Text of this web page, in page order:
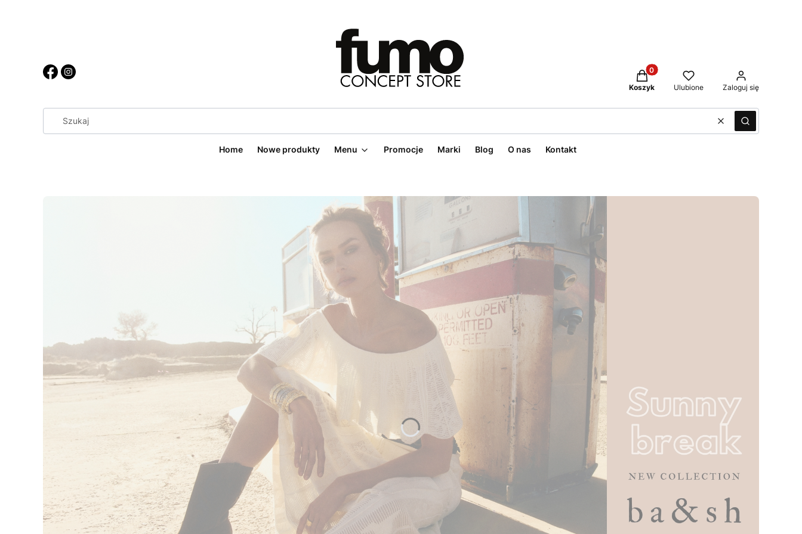
Produkty w koszyku: 0. Zobacz
Koszyk Ulubione Zaloguj się
WyczyśćSzukaj
Home Nowe produkty Menu Promocje Marki Blog O nas Kontakt